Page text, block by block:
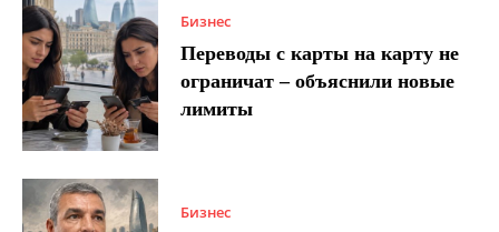
Бизнес
Переводы с карты на карту не
ограничат – объяснили новые
лимиты
Бизнес